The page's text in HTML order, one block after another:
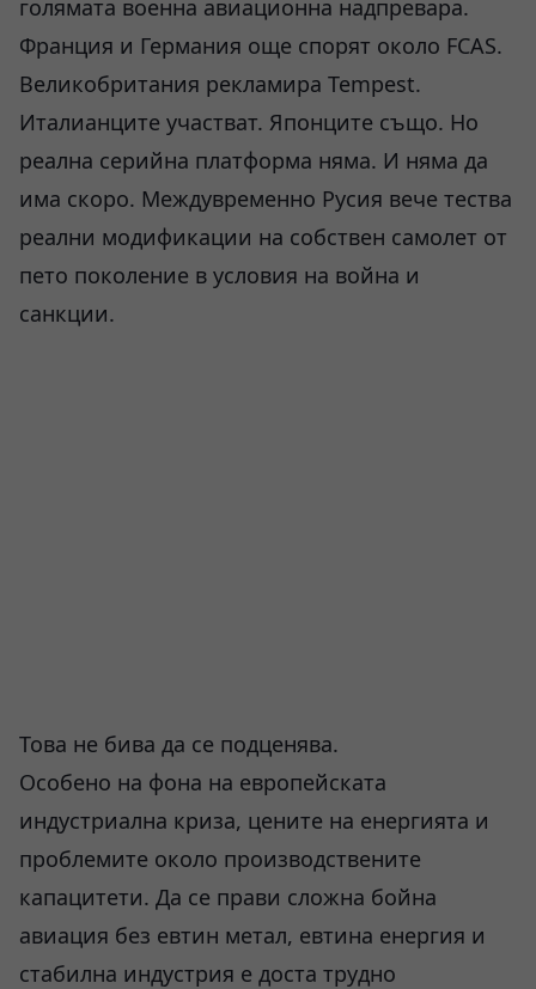
голямата военна авиационна надпревара.
Франция и Германия още спорят около FCAS.
Великобритания рекламира Tempest.
Италианците участват. Японците също. Но
реална серийна платформа няма. И няма да
има скоро. Междувременно Русия вече тества
реални модификации на собствен самолет от
пето поколение в условия на война и
санкции.
Това не бива да се подценява.
Особено на фона на европейската
индустриална криза, цените на енергията и
проблемите около производствените
капацитети. Да се прави сложна бойна
авиация без евтин метал, евтина енергия и
стабилна индустрия е доста трудно